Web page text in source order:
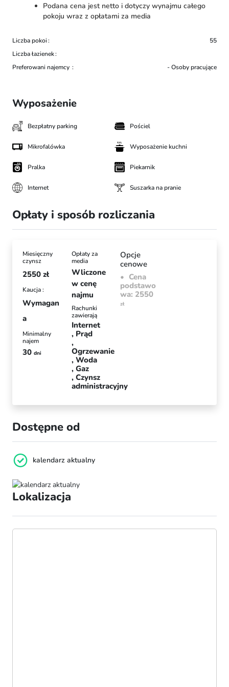
Podana cena jest netto i dotyczy wynajmu całego
pokoju wraz z opłatami za media
Liczba pokoi
55
Liczba łazienek
Preferowani najemcy
- Osoby pracujące
Wyposażenie
Bezpłatny parking Pościel
Mikrofalówka Wyposażenie kuchni
Pralka Piekarnik
Internet Suszarka na pranie
Opłaty i sposób rozliczania
Miesięczny
czynsz
2550 zł
Kaucja :
Wymagan
a
Minimalny
najem
30 dni
Opłaty za
media
Wliczone
w cenę
najmu
Rachunki
zawierają
Internet
Prąd
Ogrzewanie
Woda
Gaz
Czynsz
administracyjny
Opcje
cenowe
Cena
podstawo
wa: 2550
zł
Dostępne od
kalendarz aktualny
Lokalizacja